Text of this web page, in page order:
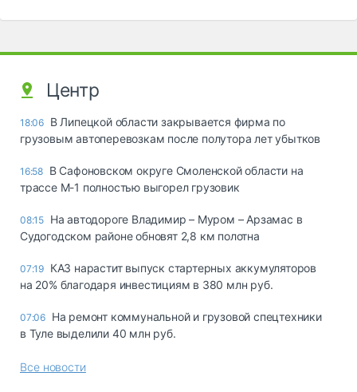
Центр
18:06 В Липецкой области закрывается фирма по
грузовым автоперевозкам после полутора лет убытков
16:58 В Сафоновском округе Смоленской области на
трассе М-1 полностью выгорел грузовик
08:15 На автодороге Владимир – Муром – Арзамас в
Судогодском районе обновят 2,8 км полотна
07:19 КАЗ нарастит выпуск стартерных аккумуляторов
на 20% благодаря инвестициям в 380 млн руб.
07:06 На ремонт коммунальной и грузовой спецтехники
в Туле выделили 40 млн руб.
Все новости